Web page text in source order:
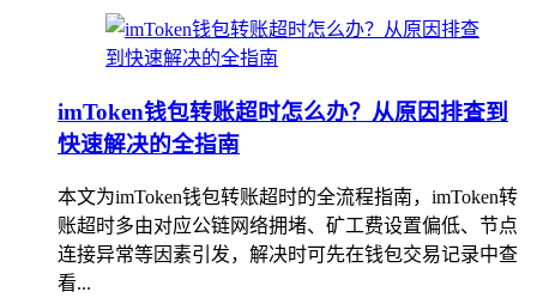
imToken钱包转账超时怎么办？从原因排查到
快速解决的全指南
本文为imToken钱包转账超时的全流程指南，imToken转
账超时多由对应公链网络拥堵、矿工费设置偏低、节点
连接异常等因素引发，解决时可先在钱包交易记录中查
看...